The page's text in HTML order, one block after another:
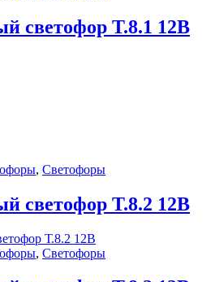
светофор Т.8.1 12В
, Светофоры
светофор Т.8.2 12В
, Светофоры